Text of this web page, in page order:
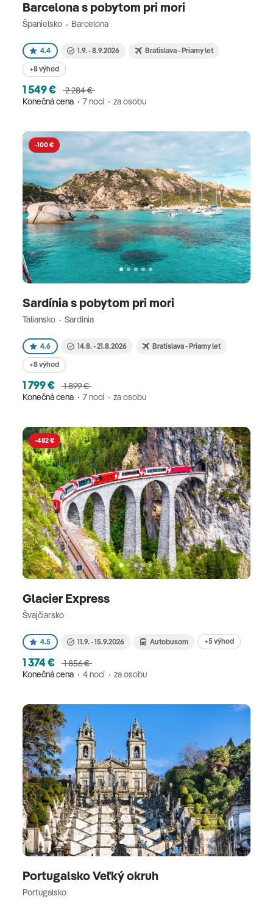
Barcelona s pobytom pri mori
Španielsko Barcelona
4.4 1.9. - 8.9.2026 Bratislava - Priamy let
+8 výhod
1 549 €
2 284 €
Konečná cena
7 nocí za osobu
-100 €
Sardínia s pobytom pri mori
Taliansko Sardínia
4.6 14.8. - 21.8.2026 Bratislava - Priamy let
+8 výhod
1 799 €
1 899 €
Konečná cena
7 nocí za osobu
-482 €
Glacier Express
Švajčiarsko
4.5 11.9. - 15.9.2026 Autobusom +5 výhod
1 374 €
1 856 €
Konečná cena
4 nocí za osobu
Portugalsko Veľký okruh
Portugalsko